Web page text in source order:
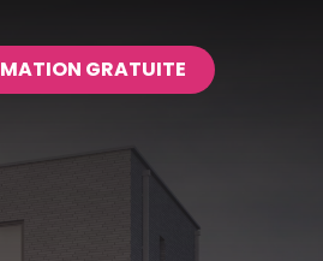
MATION GRATUITE